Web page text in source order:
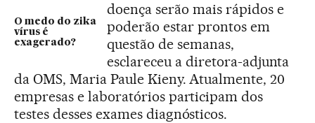
O medo do zika
vírus é
exagerado?
doença serão mais rápidos e
poderão estar prontos em
questão de semanas,
esclareceu a diretora-adjunta
da OMS, Maria Paule Kieny. Atualmente, 20
empresas e laboratórios participam dos
testes desses exames diagnósticos.